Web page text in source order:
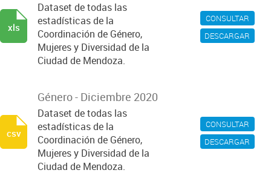
CONSULTAR
DESCARGAR
Dataset de todas las
estadísticas de la
Coordinación de Género,
Mujeres y Diversidad de la
Ciudad de Mendoza.
xls
CONSULTAR
DESCARGAR
Género - Diciembre 2020
Dataset de todas las
estadísticas de la
Coordinación de Género,
Mujeres y Diversidad de la
Ciudad de Mendoza.
csv